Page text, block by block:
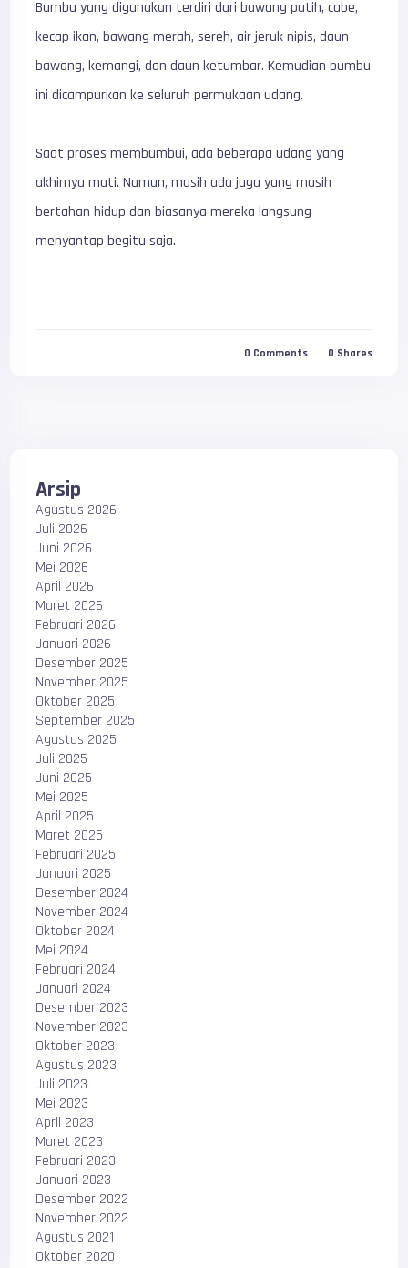
Bumbu yang digunakan terdiri dari bawang putih, cabe,
kecap ikan, bawang merah, sereh, air jeruk nipis, daun
bawang, kemangi, dan daun ketumbar. Kemudian bumbu
ini dicampurkan ke seluruh permukaan udang.
Saat proses membumbui, ada beberapa udang yang
akhirnya mati. Namun, masih ada juga yang masih
bertahan hidup dan biasanya mereka langsung
menyantap begitu saja.
0 Comments 0 Shares
Arsip
Agustus 2026
Juli 2026
Juni 2026
Mei 2026
April 2026
Maret 2026
Februari 2026
Januari 2026
Desember 2025
November 2025
Oktober 2025
September 2025
Agustus 2025
Juli 2025
Juni 2025
Mei 2025
April 2025
Maret 2025
Februari 2025
Januari 2025
Desember 2024
November 2024
Oktober 2024
Mei 2024
Februari 2024
Januari 2024
Desember 2023
November 2023
Oktober 2023
Agustus 2023
Juli 2023
Mei 2023
April 2023
Maret 2023
Februari 2023
Januari 2023
Desember 2022
November 2022
Agustus 2021
Oktober 2020